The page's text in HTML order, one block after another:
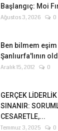
Başlangıç: Moi
Ağustos 3, 2026 0
Ben bilmem
Şanlıurfa'lının
Aralık 15, 2012 0
GERÇEK
SINANIR:
CESARETLE,...
Temmuz 3, 2025 0